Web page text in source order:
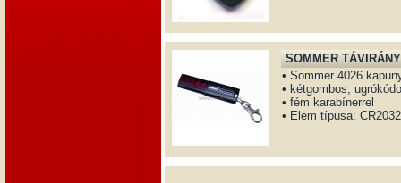
SOMMER
• Sommer 4026
• kétgombos,
• fém karabínerrel
• Elem típusa: